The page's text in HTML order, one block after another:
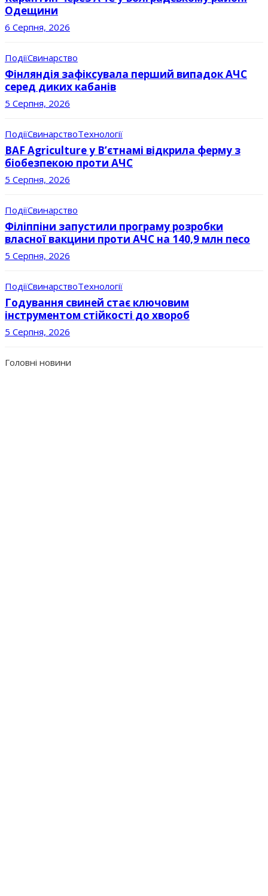
Одещини
6 Серпня, 2026
ПодіїСвинарство
Фінляндія зафіксувала перший випадок АЧС
серед диких кабанів
5 Серпня, 2026
ПодіїСвинарствоТехнології
BAF Agriculture у В’єтнамі відкрила ферму з
біобезпекою проти АЧС
5 Серпня, 2026
ПодіїСвинарство
Філіппіни запустили програму розробки
власної вакцини проти АЧС на 140,9 млн песо
5 Серпня, 2026
ПодіїСвинарствоТехнології
Годування свиней стає ключовим
інструментом стійкості до хвороб
5 Серпня, 2026
Головні новини